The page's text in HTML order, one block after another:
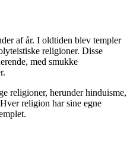
af år. I oldtiden blev templer
religioner. Disse
med smukke
religioner, herunder hinduisme,
religion har sine egne